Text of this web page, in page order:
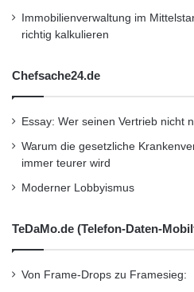
pr@shinetechchina.com
Shinetech Software
1230 Avenue of the
7th Floor
Immobilienverwaltung im
richtig kalkulieren
Chefsache24.de
Essay: Wer seinen Vertrieb nicht
Warum die gesetzliche
immer teurer wird
Moderner Lobbyismus
TeDaMo.de (Telefon-Daten-
Von Frame-Drops zu Framesieg: